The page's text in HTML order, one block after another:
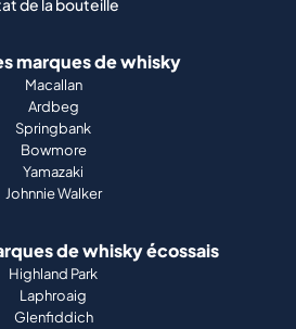
de la bouteille
marques de whisky
Macallan
Ardbeg
Springbank
Bowmore
Yamazaki
Johnnie Walker
de whisky écossais
Highland Park
Laphroaig
Glenfiddich